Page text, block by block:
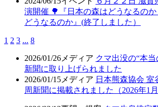
演開催 🌳『日本の森はどうなるの
どうなるのか』(終了しました）
1 2 3 ... 8
2026/01/26 メディア クマ出没の“本
新聞に取り上げられました
2026/01/15 メディア 日本熊森協会
周新聞に掲載されました（2026年1月